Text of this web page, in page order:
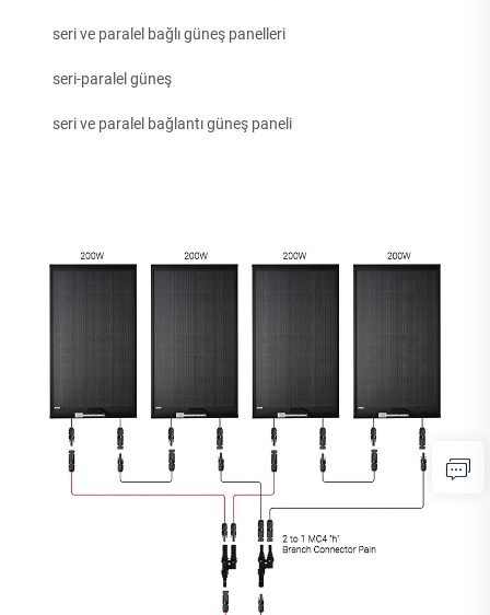
seri ve paralel bağlı güneş panelleri
seri-paralel güneş
seri ve paralel bağlantı güneş paneli